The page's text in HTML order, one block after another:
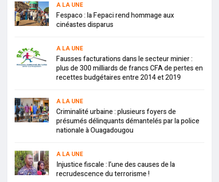
A LA UNE
Fespaco : la Fepaci rend hommage aux
cinéastes disparus
A LA UNE
Fausses facturations dans le secteur minier :
plus de 300 milliards de francs CFA de pertes en
recettes budgétaires entre 2014 et 2019
A LA UNE
Criminalité urbaine : plusieurs foyers de
présumés délinquants démantelés par la police
nationale à Ouagadougou
A LA UNE
Injustice fiscale : l’une des causes de la
recrudescence du terrorisme !